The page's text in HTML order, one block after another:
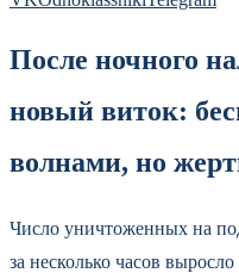
После ночного
новый виток:
волнами, но
Число уничтоженных на
за несколько часов